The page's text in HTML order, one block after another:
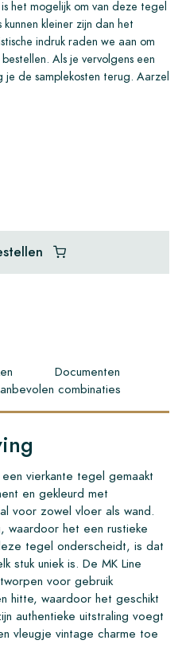
het mogelijk om van deze tegel
kleiner zijn dan het
indruk raden we aan om
Als je vervolgens een
de samplekosten terug. Aarzel
Documenten
combinaties
vierkante tegel gemaakt
en gekleurd met
voor zowel vloer als wand.
waardoor het een rustieke
tegel onderscheidt, is dat
stuk uniek is. De MK Line
voor gebruik
hitte, waardoor het geschikt
authentieke uitstraling voegt
vleugje vintage charme toe